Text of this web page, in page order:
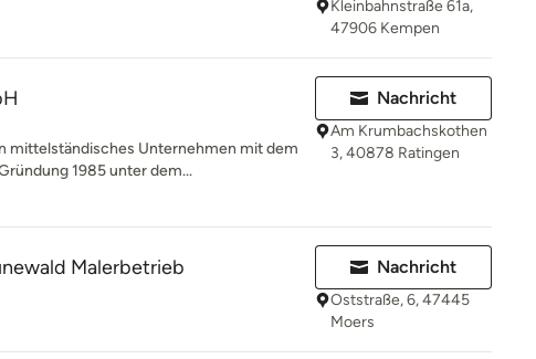
Kleinbahnstraße 61a,
47906 Kempen
mittelständisches Unternehmen mit dem
1985 unter dem...
Nachricht
Am Krumbachskothen
3, 40878 Ratingen
Malerbetrieb Nachricht
Oststraße, 6, 47445
Moers